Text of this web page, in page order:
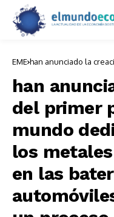
EME han anunciado la
de los automóviles.
han
del primer
mundo
los
en las